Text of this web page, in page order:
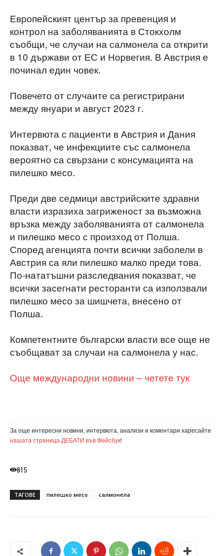
Европейският център за превенция и
контрол на заболяванията в Стокхолм
съобщи, че случаи на салмонела са открити
в 10 държави от ЕС и Норвегия. В Австрия е
починал един човек.
Повечето от случаите са регистрирани
между януари и август 2023 г.
Интервюта с пациенти в Австрия и Дания
показват, че инфекциите със салмонела
вероятно са свързани с консумацията на
пилешко месо.
Преди две седмици австрийските здравни
власти изразиха загриженост за възможна
връзка между заболяванията от салмонела
и пилешкo месо с произход от Полша.
Според агенцията почти всички заболели в
Австрия са яли пилешко малко преди това.
По-нататъшни разследвания показват, че
всички засегнати ресторанти са използвали
пилешко месо за шишчета, внесено от
Полша.
Компетентните български власти все още не
съобщават за случаи на салмонела у нас.
Още международни новини – четете тук
За още интересни новини, интервюта, анализи и коментари харесайте
нашата страница ДЕБАТИ във Фейсбук!
815
ТАГОВЕ пилешко месо салмонела